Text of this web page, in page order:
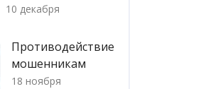
10 декабря
Противодействие
мошенникам
18 ноября